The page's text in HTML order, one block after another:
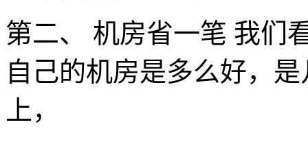
第二、 机房省一笔 我们
自己的机房是多么好，
上，